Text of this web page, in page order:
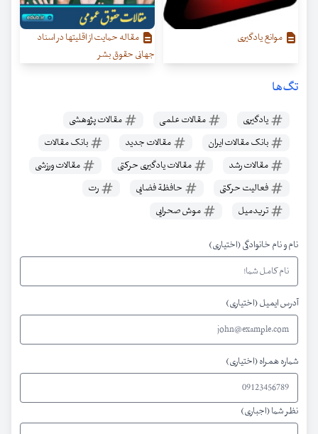
موانع یادگیری
مقاله حمایت از اقلیتها در اسناد
جهانی حقوق بشر
تگ‌ها
یادگیری مقالات علمی
مقالات پژوهشی
بانک مقالات ایران
مقالات جدید
بانک مقالات
مقالات رشد
مقالات یادگیری حرکتی
مقالات ورزشی
فعالیت حرکتی
حافظة فضایی
رت
تریدمیل
موش صحرایی
نام و نام خانوادگی (اختیاری)
آدرس ایمیل (اختیاری)
شماره همراه (اختیاری)
نظر شما (اجباری)